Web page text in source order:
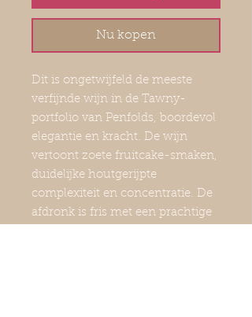
Nu kopen
Dit is ongetwijfeld de meeste
verfijnde wijn in de Tawny-
portfolio van Penfolds, boordevol
elegantie en kracht. De wijn
vertoont zoete fruitcake-smaken,
duidelijke houtgerijpte
complexiteit en concentratie. De
afdronk is fris met een prachtige